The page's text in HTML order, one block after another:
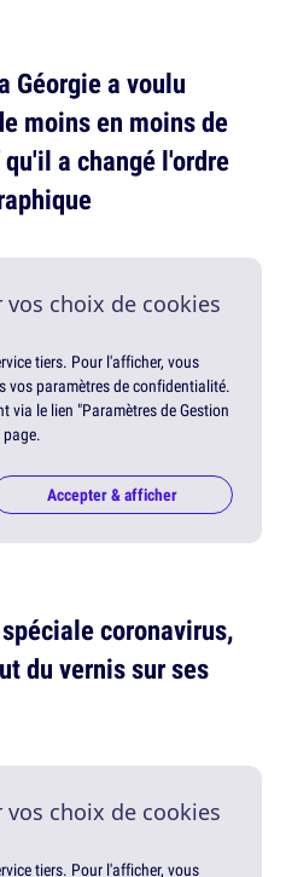
Géorgie a voulu
moins en moins de
a changé l'ordre
choix de cookies
tiers. Pour l'afficher, vous
vos paramètres de confidentialité.
via le lien "Paramètres de Gestion
Accepter & afficher
coronavirus,
du vernis sur ses
choix de cookies
tiers. Pour l'afficher, vous